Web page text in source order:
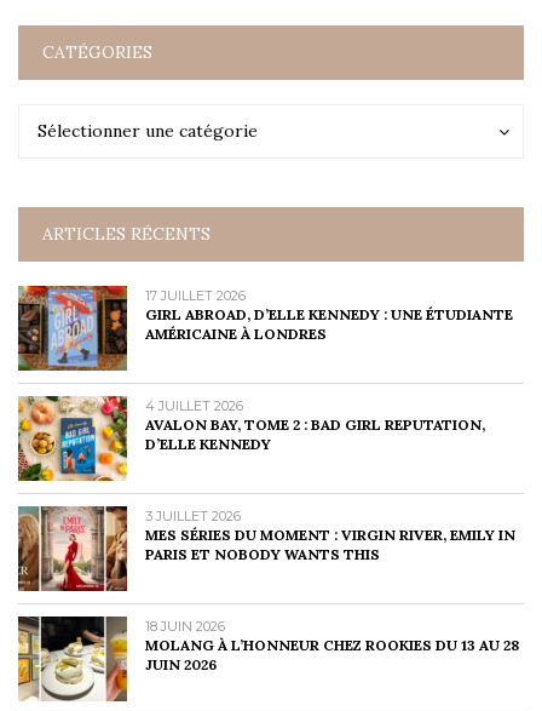
CATÉGORIES
Sélectionner une catégorie
Catégories
ARTICLES RÉCENTS
17 JUILLET 2026
GIRL ABROAD, D’ELLE KENNEDY : UNE ÉTUDIANTE
AMÉRICAINE À LONDRES
4 JUILLET 2026
AVALON BAY, TOME 2 : BAD GIRL REPUTATION,
D’ELLE KENNEDY
3 JUILLET 2026
MES SÉRIES DU MOMENT : VIRGIN RIVER, EMILY IN
PARIS ET NOBODY WANTS THIS
18 JUIN 2026
MOLANG À L’HONNEUR CHEZ ROOKIES DU 13 AU 28
JUIN 2026